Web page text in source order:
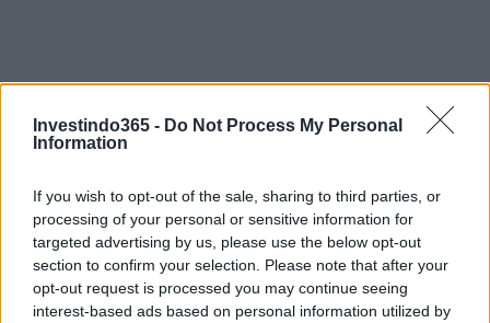
Investindo365 - Do Not Process My Personal
Information
If you wish to opt-out of the sale, sharing to third parties, or
processing of your personal or sensitive information for
targeted advertising by us, please use the below opt-out
section to confirm your selection. Please note that after your
opt-out request is processed you may continue seeing
interest-based ads based on personal information utilized by